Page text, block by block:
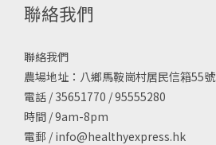
聯絡我們
聯絡我們
農場地址：八鄉馬鞍崗村居民信箱55號
電話 / 35651770 / 95555280
時間 / 9am-8pm
電郵 / info@healthyexpress.hk